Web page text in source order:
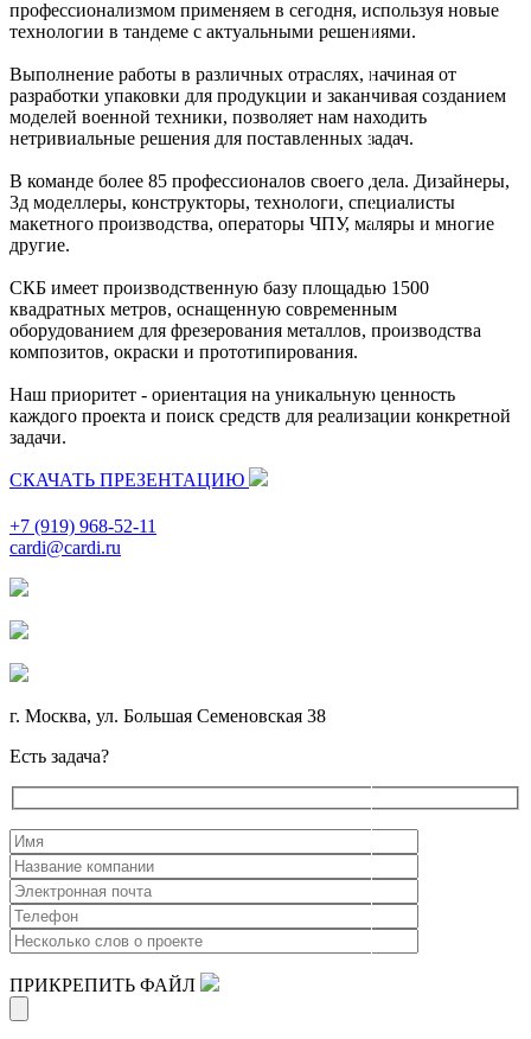
профессионализмом применяем в сегодня, используя новые
технологии в тандеме с актуальными решениями.
Выполнение работы в различных отраслях, начиная от
разработки упаковки для продукции и заканчивая созданием
моделей военной техники, позволяет нам находить
нетривиальные решения для поставленных задач.
В команде более 85 профессионалов своего дела. Дизайнеры,
3д моделлеры, конструкторы, технологи, специалисты
макетного производства, операторы ЧПУ, маляры и многие
другие.
СКБ имеет производственную базу площадью 1500
квадратных метров, оснащенную современным
оборудованием для фрезерования металлов, производства
композитов, окраски и прототипирования.
Наш приоритет - ориентация на уникальную ценность
каждого проекта и поиск средств для реализации конкретной
задачи.
СКАЧАТЬ ПРЕЗЕНТАЦИЮ
+7 (919) 968-52-11
cardi@cardi.ru
г. Москва, ул. Большая Семеновская 38
Есть задача?
ПРИКРЕПИТЬ ФАЙЛ